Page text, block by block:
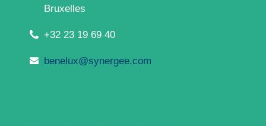
Bruxelles
+32 23 19 69 40
benelux@synergee.com